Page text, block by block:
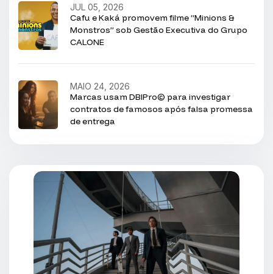
Cafu e Kaká promovem filme “Minions &
Monstros” sob Gestão Executiva do Grupo
CALONE
JUL 05, 2026
Marcas usam DBIPro© para investigar
contratos de famosos após falsa promessa
de entrega
MAIO 24, 2026